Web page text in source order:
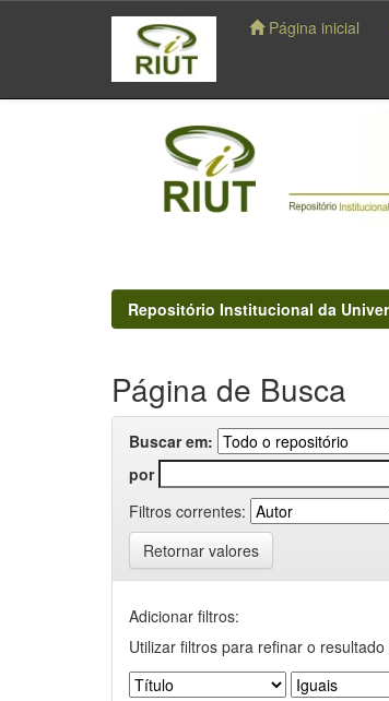
navigation
Página inicial
Repositório Institucional da
Página de Busca
Buscar em:
por
Filtros correntes:
Retornar valores
Adicionar filtros:
Utilizar filtros para refinar o